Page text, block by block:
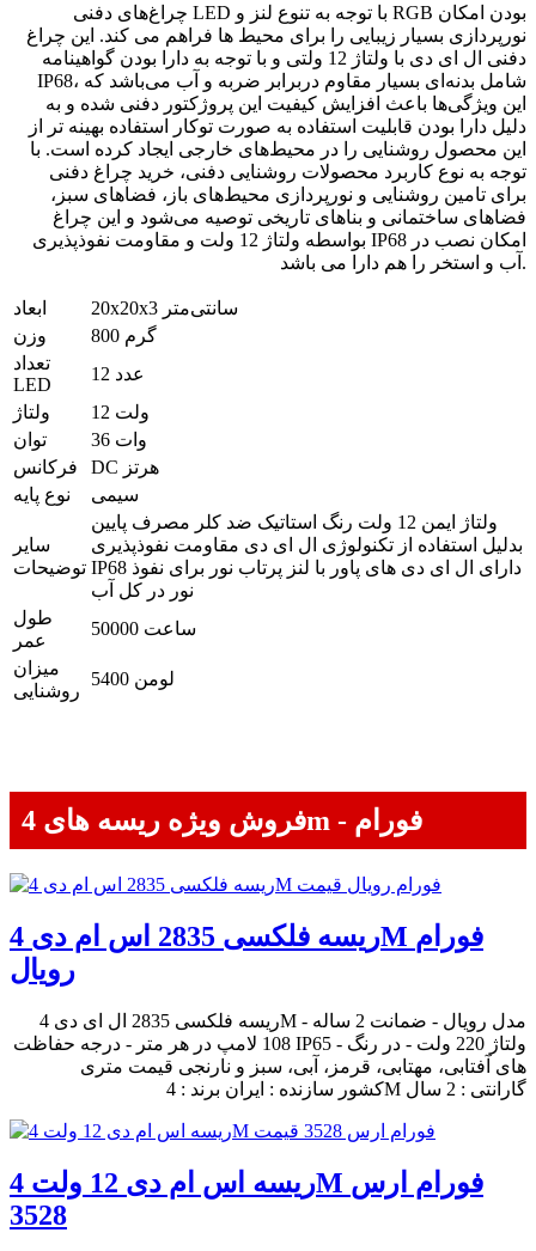
چراغ‌های دفنی LED با توجه به تنوع لنز و RGB بودن امکان
نورپردازی بسیار زیبایی را برای محیط ها فراهم می کند. این چراغ
دفنی ال ای دی با ولتاژ 12 ولتی و با توجه به دارا بودن گواهینامه
IP68، شامل بدنه‌ای بسیار مقاوم دربرابر ضربه و آب می‌باشد که
این ویژگی‌ها باعث افزایش کیفیت این پروژکتور دفنی شده و به
دلیل دارا بودن قابلیت استفاده به صورت توکار استفاده بهینه تر از
این محصول روشنایی را در محیط‌های خارجی ایجاد کرده است. با
توجه به نوع کاربرد محصولات روشنایی دفنی، خرید چراغ دفنی
برای تامین روشنایی و نورپردازی محیط‌های باز، فضاهای سبز،
فضاهای ساختمانی و بناهای تاریخی توصیه می‌شود و این چراغ
بواسطه ولتاژ 12 ولت و مقاومت نفوذپذیری IP68 امکان نصب در
آب و استخر را هم دارا می باشد.
ابعاد
20x20x3 سانتی‌متر
وزن
800 گرم
تعداد
LED
12 عدد
ولتاژ
12 ولت
توان
36 وات
فرکانس
DC هرتز
نوع پایه
سیمی
سایر
توضیحات
ولتاژ ایمن 12 ولت رنگ استاتیک ضد کلر مصرف پایین
بدلیل استفاده از تکنولوژی ال ای دی مقاومت نفوذپذیری
IP68 دارای ال ای دی های پاور با لنز پرتاب نور برای نفوذ
نور در کل آب
طول
عمر
50000 ساعت
میزان
روشنایی
5400 لومن
فروش ویژه ریسه های 4m - فورام
ریسه فلکسی 2835 اس ام دی 4M فورام
رویال
ریسه فلکسی 2835 ال ای دی 4M مدل رویال - ضمانت 2 ساله -
108 لامپ در هر متر - درجه حفاظت IP65 - ولتاژ 220 ولت - در رنگ
های آفتابی، مهتابی، قرمز، آبی، سبز و نارنجی قیمت متری
کشور سازنده : ایران برند : 4M گارانتی : 2 سال
ریسه اس ام دی 12 ولت 4M فورام ارس
3528